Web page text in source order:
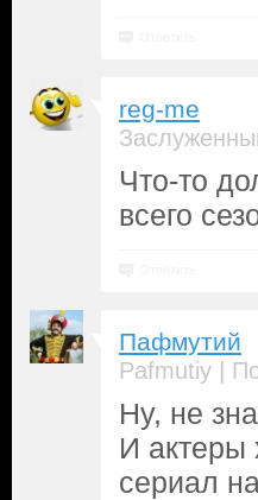
reg-me
Что-то
всего
Пафмутий
Pafmutiy |
Ну, не
И актеры
сериал